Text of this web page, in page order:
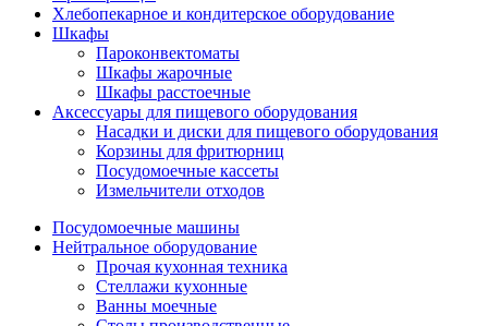
Хлебопекарное и кондитерское оборудование
Шкафы
Пароконвектоматы
Шкафы жарочные
Шкафы расстоечные
Аксессуары для пищевого оборудования
Насадки и диски для пищевого оборудования
Корзины для фритюрниц
Посудомоечные кассеты
Измельчители отходов
Посудомоечные машины
Нейтральное оборудование
Прочая кухонная техника
Стеллажи кухонные
Ванны моечные